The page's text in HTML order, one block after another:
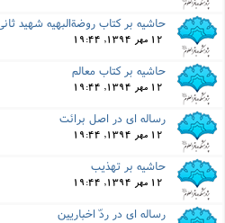
حاشیه بر کتاب روضةالبهیه شهید ثانى
12 مهر 1394, 19:44
حاشیه بر کتاب معالم
12 مهر 1394, 19:44
رساله اى در اصل برائت
12 مهر 1394, 19:44
حاشیه بر تهذیب
12 مهر 1394, 19:44
رساله اى در ردّ اخباریین